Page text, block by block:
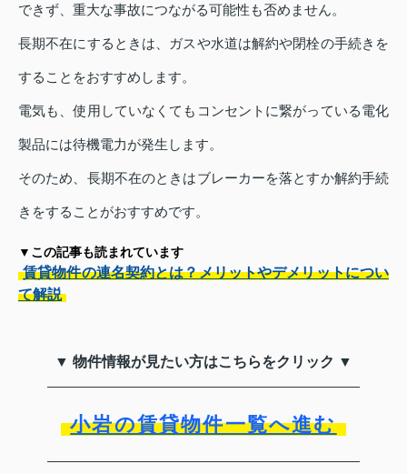
できず、重大な事故につながる可能性も否めません。
長期不在にするときは、ガスや水道は解約や閉栓の手続きを
することをおすすめします。
電気も、使用していなくてもコンセントに繋がっている電化
製品には待機電力が発生します。
そのため、長期不在のときはブレーカーを落とすか解約手続
きをすることがおすすめです。
▼この記事も読まれています
賃貸物件の連名契約とは？メリットやデメリットについ
て解説
▼ 物件情報が見たい方はこちらをクリック ▼
小岩の賃貸物件一覧へ進む